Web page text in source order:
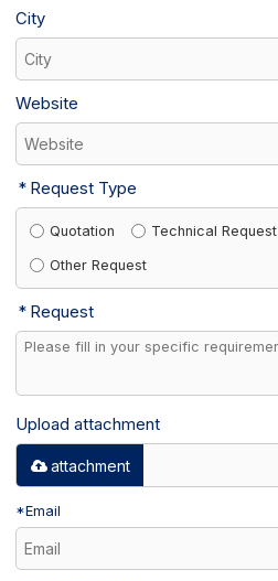
City
Website
Request Type
Quotation Technical Request
Other Request
Request
Upload attachment
attachment
*Email